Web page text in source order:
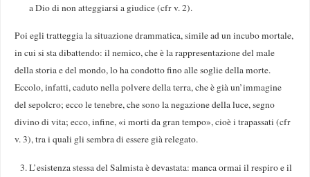
a Dio di non atteggiarsi a giudice (cfr v. 2).
Poi egli tratteggia la situazione drammatica, simile ad un incubo mortale,
in cui si sta dibattendo: il nemico, che è la rappresentazione del male
della storia e del mondo, lo ha condotto fino alle soglie della morte.
Eccolo, infatti, caduto nella polvere della terra, che è già un’immagine
del sepolcro; ecco le tenebre, che sono la negazione della luce, segno
divino di vita; ecco, infine, «i morti da gran tempo», cioè i trapassati (cfr
v. 3), tra i quali gli sembra di essere già relegato.
L’esistenza stessa del Salmista è devastata: manca ormai il respiro e il